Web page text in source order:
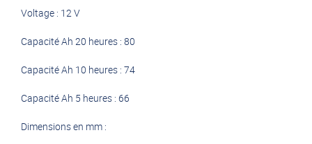
Voltage : 12 V
Capacité Ah 20 heures : 80
Capacité Ah 10 heures : 74
Capacité Ah 5 heures : 66
Dimensions en mm :